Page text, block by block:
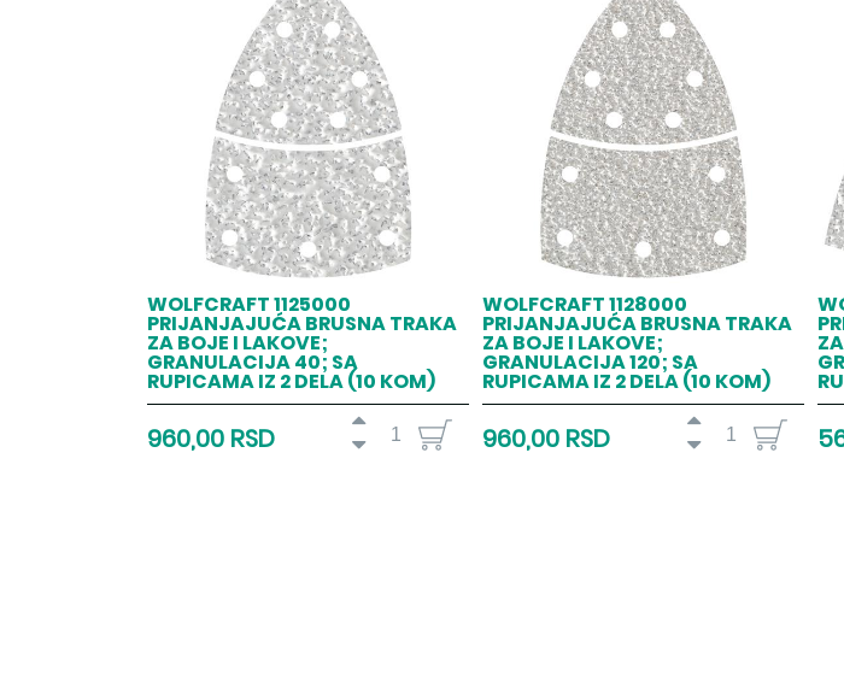
WOLFCRAFT 1125000
PRIJANJAJUĆA BRUSNA TRAKA
ZA BOJE I LAKOVE;
GRANULACIJA 40; SA
RUPICAMA IZ 2 DELA (10 KOM)
960,00 RSD
WOLFCRAFT 1128000
PRIJANJAJUĆA BRUSNA TRAKA
ZA BOJE I LAKOVE;
GRANULACIJA 120; SA
RUPICAMA IZ 2 DELA (10 KOM)
960,00 RSD